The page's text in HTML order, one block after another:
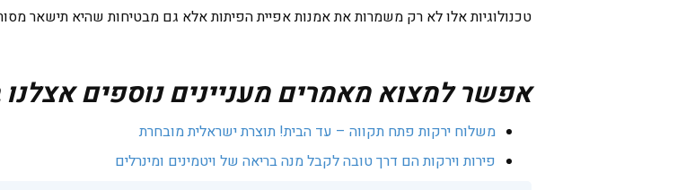
טכנולוגיות אלו לא רק משמרות את אמנות אפיית הפיתות אלא גם מבטיחות שהיא תישאר
אפשר למצוא מאמרים מעניינים נוספים
משלוח ירקות פתח תקווה – עד הבית! תוצרת ישראלית מובחרת
פירות וירקות הם דרך טובה לקבל מנה בריאה של ויטמינים ומינרלים